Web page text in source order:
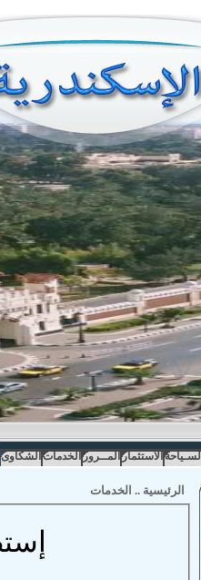
السـياحة الاستثمار المــرور الخدمات الشكاوى
الرئيسية .. الخدمات